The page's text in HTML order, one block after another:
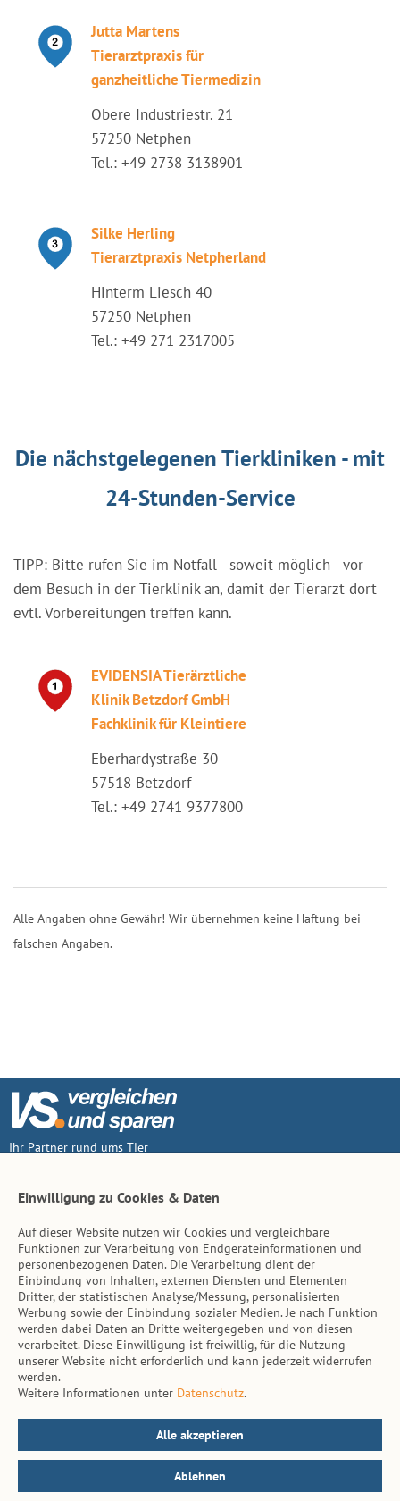
Jutta Martens
Tierarztpraxis für
ganzheitliche Tiermedizin
Obere Industriestr. 21
57250 Netphen
Tel.: +49 2738 3138901
Silke Herling
Tierarztpraxis Netpherland
Hinterm Liesch 40
57250 Netphen
Tel.: +49 271 2317005
Die nächstgelegenen Tierkliniken - mit
24-Stunden-Service
TIPP: Bitte rufen Sie im Notfall - soweit möglich - vor
dem Besuch in der Tierklinik an, damit der Tierarzt dort
evtl. Vorbereitungen treffen kann.
EVIDENSIA Tierärztliche
Klinik Betzdorf GmbH
Fachklinik für Kleintiere
Eberhardystraße 30
57518 Betzdorf
Tel.: +49 2741 9377800
Alle Angaben ohne Gewähr! Wir übernehmen keine Haftung bei
falschen Angaben.
Ihr Partner rund ums Tier
Inhalt
Tierarzt-Suche
Hinweise
AGB
Impressum
Datenschutz
Kontakt
© vs. vergleichen-und-sparen.de 2026
Einwilligung zu Cookies & Daten
Auf dieser Website nutzen wir Cookies und vergleichbare
Funktionen zur Verarbeitung von Endgeräteinformationen und
personenbezogenen Daten. Die Verarbeitung dient der
Einbindung von Inhalten, externen Diensten und Elementen
Dritter, der statistischen Analyse/Messung, personalisierten
Werbung sowie der Einbindung sozialer Medien. Je nach Funktion
werden dabei Daten an Dritte weitergegeben und von diesen
verarbeitet. Diese Einwilligung ist freiwillig, für die Nutzung
unserer Website nicht erforderlich und kann jederzeit widerrufen
werden.
Weitere Informationen unter Datenschutz.
Alle akzeptieren
Ablehnen